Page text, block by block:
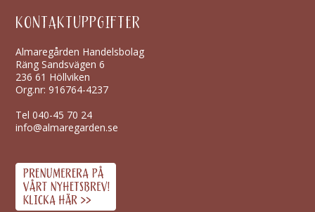
KONTAKTUPPGIFTER
Almaregården Handelsbolag
Räng Sandsvägen 6
236 61 Höllviken
Org.nr: 916764-4237
Tel040-45 70 24
info@almaregarden.se